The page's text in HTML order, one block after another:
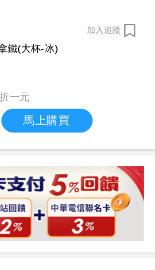
加入追蹤
鐵(大杯-冰)
一元
馬上購買